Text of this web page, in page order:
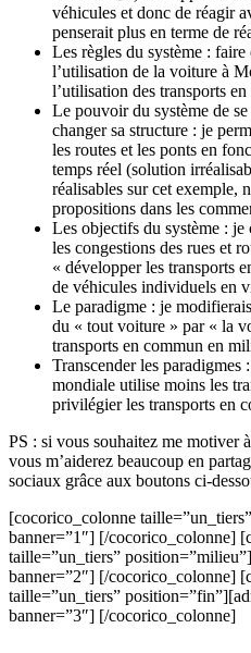
véhicules et donc de réagir
penserait plus en terme de
Les règles du système :
l’utilisation de la voiture à
l’utilisation des transports
Le pouvoir du système de
changer sa structure : je
les routes et les ponts en
temps réel (solution
réalisables sur cet exemple,
propositions dans les
Les objectifs du système : je
les congestions des rues et
« développer les transports
de véhicules individuels en
Le paradigme : je
du « tout voiture » par « la
transports en commun en
Transcender les
mondiale utilise moins les
privilégier les transports en
PS : si vous souhaitez me motiver
vous m’aiderez beaucoup en
sociaux grâce aux boutons ci-
[cocorico_colonne
banner=”1″] [/cocorico_colonne]
taille=”un_tiers”
banner=”2″] [/cocorico_colonne]
taille=”un_tiers”
banner=”3″] [/cocorico_colonne]